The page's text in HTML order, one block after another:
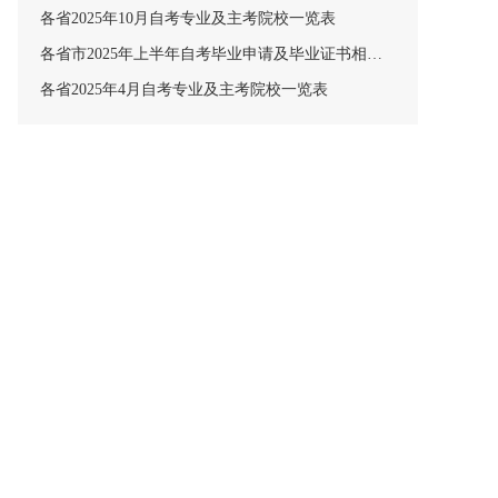
各省2025年10月自考专业及主考院校一览表
各省市2025年上半年自考毕业申请及毕业证书相关安排汇总
各省2025年4月自考专业及主考院校一览表